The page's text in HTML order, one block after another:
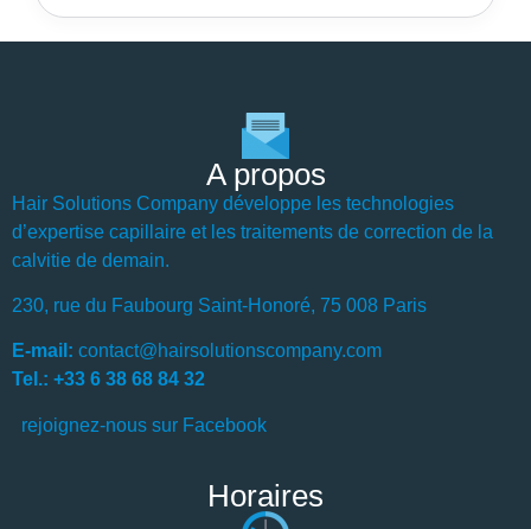
A propos
Hair Solutions Company développe les technologies
d’expertise capillaire et les traitements de correction de la
calvitie de demain.
230, rue du Faubourg Saint-Honoré, 75 008 Paris
E-mail: contact@hairsolutionscompany.com
Tel.: +33 6 38 68 84 32
rejoignez-nous sur Facebook
Horaires